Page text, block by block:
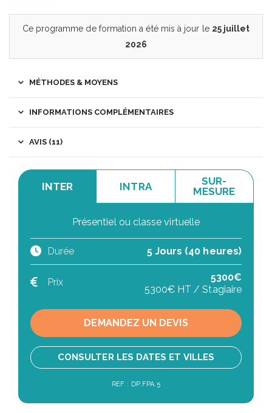
Ce programme de formation a été mis à jour le 25 juillet
2026
MÉTHODES & MOYENS
INFORMATIONS COMPLÉMENTAIRES
AVIS (11)
INTER INTRA
SUR-
MESURE
Présentiel ou classe virtuelle
Durée 5 Jours (40 heures)
Prix
5300€
5300€ HT / Stagiaire
DEMANDEZ UN DEVIS
CONSULTER LES DATES ET VILLES
REF : DP.FPA.5